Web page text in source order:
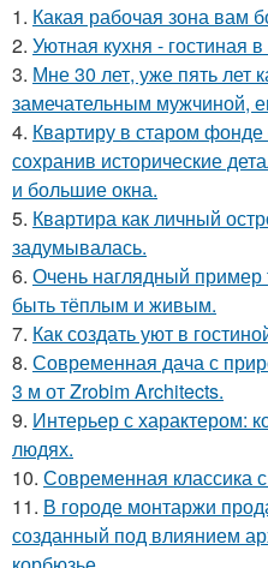
1. Какая рабочая зона вам
2. Уютная кухня - гостиная
3. Мне 30 лет, уже пять лет
замечательным мужчиной,
4. Квартиру в старом
сохранив исторические
и большие окна.
5. Квартира как личный
задумывалась.
6. Очень наглядный пример
быть тёплым и живым.
7. Как создать уют в
8. Современная дача с
3 м от Zrobim Architects.
9. Интерьер с характером:
людях.
10. Современная классика
11. В городе монтаржи
созданный под влиянием